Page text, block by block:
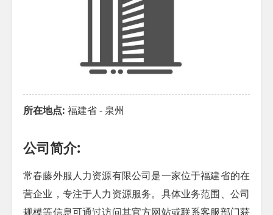
所在地点: 福建省 - 泉州
公司简介:
常春藤外服人力资源有限公司是一家位于福建省的在
营企业，专注于人力资源服务。具体业务范围、公司
规模等信息可通过访问其官方网站或联系客服部门获